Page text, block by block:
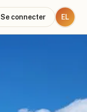
Se connecter EL